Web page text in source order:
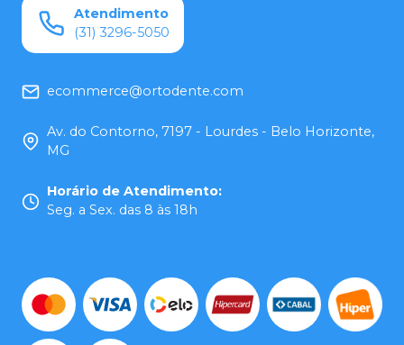
Atendimento
(31) 3296-5050
ecommerce@ortodente.com
Av. do Contorno, 7197 - Lourdes - Belo Horizonte,
MG
Horário de Atendimento:
Seg. a Sex. das 8 às 18h